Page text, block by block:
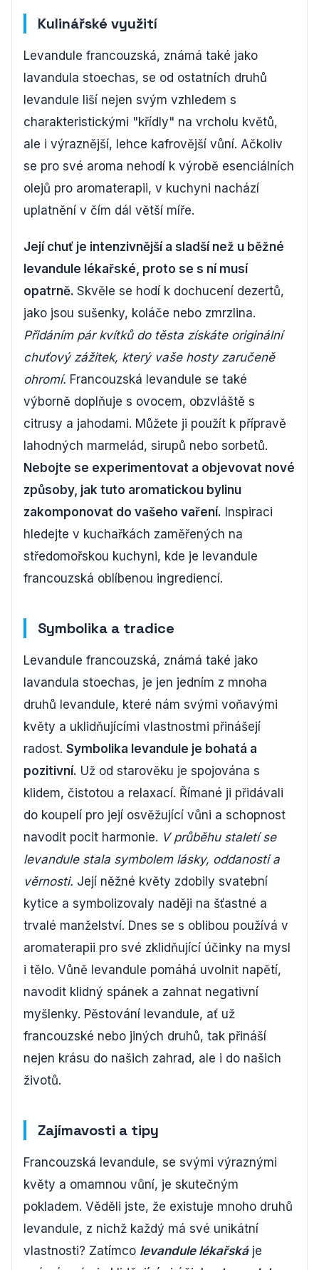
Kulinářské využití
Levandule francouzská, známá také jako
lavandula stoechas, se od ostatních druhů
levandule liší nejen svým vzhledem s
charakteristickými "křídly" na vrcholu květů,
ale i výraznější, lehce kafrovější vůní. Ačkoliv
se pro své aroma nehodí k výrobě esenciálních
olejů pro aromaterapii, v kuchyni nachází
uplatnění v čím dál větší míře.
Její chuť je intenzivnější a sladší než u běžné
levandule lékařské, proto se s ní musí
opatrně. Skvěle se hodí k dochucení dezertů,
jako jsou sušenky, koláče nebo zmrzlina.
Přidáním pár kvítků do těsta získáte originální
chuťový zážitek, který vaše hosty zaručeně
ohromí. Francouzská levandule se také
výborně doplňuje s ovocem, obzvláště s
citrusy a jahodami. Můžete ji použít k přípravě
lahodných marmelád, sirupů nebo sorbetů.
Nebojte se experimentovat a objevovat nové
způsoby, jak tuto aromatickou bylinu
zakomponovat do vašeho vaření. Inspiraci
hledejte v kuchařkách zaměřených na
středomořskou kuchyni, kde je levandule
francouzská oblíbenou ingrediencí.
Symbolika a tradice
Levandule francouzská, známá také jako
lavandula stoechas, je jen jedním z mnoha
druhů levandule, které nám svými voňavými
květy a uklidňujícími vlastnostmi přinášejí
radost. Symbolika levandule je bohatá a
pozitivní. Už od starověku je spojována s
klidem, čistotou a relaxací. Římané ji přidávali
do koupelí pro její osvěžující vůni a schopnost
navodit pocit harmonie. V průběhu staletí se
levandule stala symbolem lásky, oddanosti a
věrnosti. Její něžné květy zdobily svatební
kytice a symbolizovaly naději na šťastné a
trvalé manželství. Dnes se s oblibou používá v
aromaterapii pro své zklidňující účinky na mysl
i tělo. Vůně levandule pomáhá uvolnit napětí,
navodit klidný spánek a zahnat negativní
myšlenky. Pěstování levandule, ať už
francouzské nebo jiných druhů, tak přináší
nejen krásu do našich zahrad, ale i do našich
životů.
Zajímavosti a tipy
Francouzská levandule, se svými výraznými
květy a omamnou vůní, je skutečným
pokladem. Věděli jste, že existuje mnoho druhů
levandule, z nichž každý má své unikátní
vlastnosti? Zatímco levandule lékařskáje